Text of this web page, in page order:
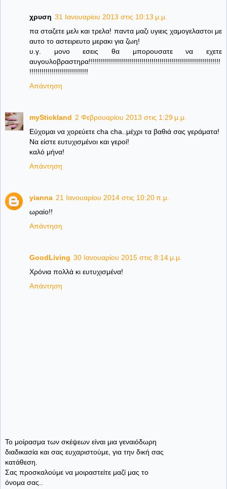
χρυση 31 Ιανουαρίου 2013 στις 10:13 μ.μ.
πα σταζετε μελι και τρελα! παντα μαζι υγιεις χαμογελαστοι με
αυτο το αστειρευτο μερακι για ζωη!
υ.γ. μονο εσεις θα μπορουσατε να εχετε
αυγουλοβραστηρα!!!!!!!!!!!!!!!!!!!!!!!!!!!!!!!!!!!!!!!!!!!!!!!!!!!!!!!!!!!!!!!!!
!!!!!!!!!!!!!!!!!!!!!!!!!!!!!
Απάντηση
myStickland 2 Φεβρουαρίου 2013 στις 1:29 μ.μ.
Εύχομαι να χορεύετε cha cha..μέχρι τα βαθιά σας γεράματα!
Να είστε ευτυχισμένοι και γεροί!
καλό μήνα!
Απάντηση
yianna 21 Ιανουαρίου 2014 στις 10:20 π.μ.
ωραίο!!
Απάντηση
GoodLiving 30 Ιανουαρίου 2015 στις 8:14 μ.μ.
Χρόνια πολλά κι ευτυχισμένα!
Απάντηση
Το μοίρασμα των σκέψεων είναι μια γεναιόδωρη
διαδικασία και σας ευχαριστούμε, για την δική σας
κατάθεση.
Σας προσκαλούμε να μοιραστείτε μαζί μας το
όνομα σας..